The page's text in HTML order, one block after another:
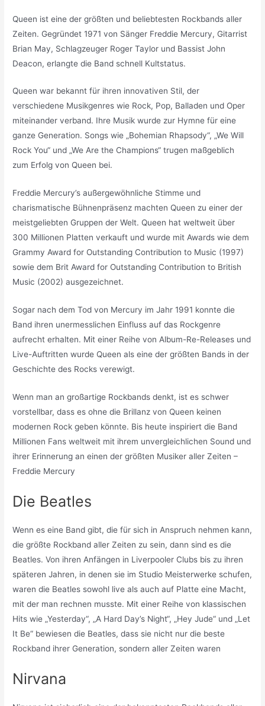
Queen ist eine der größten und beliebtesten Rockbands aller
Zeiten. Gegründet 1971 von Sänger Freddie Mercury, Gitarrist
Brian May, Schlagzeuger Roger Taylor und Bassist John
Deacon, erlangte die Band schnell Kultstatus.
Queen war bekannt für ihren innovativen Stil, der
verschiedene Musikgenres wie Rock, Pop, Balladen und Oper
miteinander verband. Ihre Musik wurde zur Hymne für eine
ganze Generation. Songs wie „Bohemian Rhapsody“, „We Will
Rock You“ und „We Are the Champions“ trugen maßgeblich
zum Erfolg von Queen bei.
Freddie Mercury’s außergewöhnliche Stimme und
charismatische Bühnenpräsenz machten Queen zu einer der
meistgeliebten Gruppen der Welt. Queen hat weltweit über
300 Millionen Platten verkauft und wurde mit Awards wie dem
Grammy Award for Outstanding Contribution to Music (1997)
sowie dem Brit Award for Outstanding Contribution to British
Music (2002) ausgezeichnet.
Sogar nach dem Tod von Mercury im Jahr 1991 konnte die
Band ihren unermesslichen Einfluss auf das Rockgenre
aufrecht erhalten. Mit einer Reihe von Album-Re-Releases und
Live-Auftritten wurde Queen als eine der größten Bands in der
Geschichte des Rocks verewigt.
Wenn man an großartige Rockbands denkt, ist es schwer
vorstellbar, dass es ohne die Brillanz von Queen keinen
modernen Rock geben könnte. Bis heute inspiriert die Band
Millionen Fans weltweit mit ihrem unvergleichlichen Sound und
ihrer Erinnerung an einen der größten Musiker aller Zeiten –
Freddie Mercury
Die Beatles
Wenn es eine Band gibt, die für sich in Anspruch nehmen kann,
die größte Rockband aller Zeiten zu sein, dann sind es die
Beatles. Von ihren Anfängen in Liverpooler Clubs bis zu ihren
späteren Jahren, in denen sie im Studio Meisterwerke schufen,
waren die Beatles sowohl live als auch auf Platte eine Macht,
mit der man rechnen musste. Mit einer Reihe von klassischen
Hits wie „Yesterday“, „A Hard Day’s Night“, „Hey Jude“ und „Let
It Be“ bewiesen die Beatles, dass sie nicht nur die beste
Rockband ihrer Generation, sondern aller Zeiten waren
Nirvana